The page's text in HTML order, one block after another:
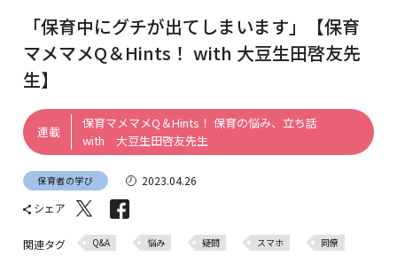
「保育中にグチが出てしまいます」【保育
マメマメQ＆Hints！ with 大豆生田啓友先
生】
連載
保育マメマメQ＆Hints！ 保育の悩み、立ち話
with 大豆生田啓友先生
保育者の学び
2023.04.26
シェア
関連タグ Q&A 悩み 疑問 スマホ 同僚